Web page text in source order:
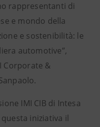
rappresentanti di
e mondo della
e sostenibilità: le
automotive”,
Corporate &
IMI CIB di Intesa
iniziativa il